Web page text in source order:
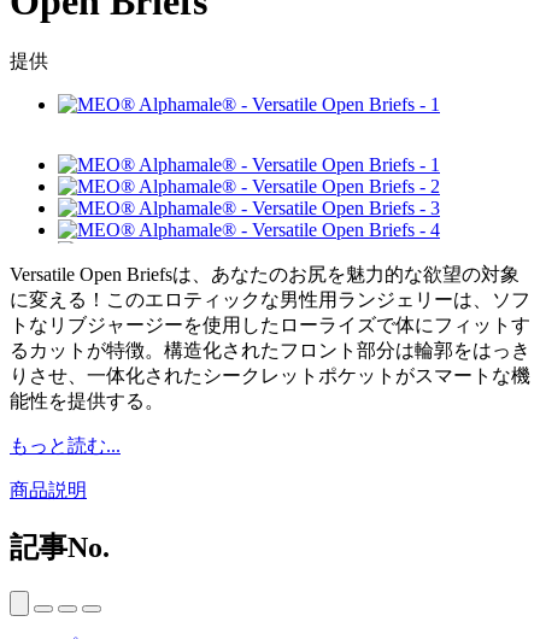
提供
Versatile Open Briefsは、あなたのお尻を魅力的な欲望の対象
に変える！このエロティックな男性用ランジェリーは、ソフ
トなリブジャージーを使用したローライズで体にフィットす
るカットが特徴。構造化されたフロント部分は輪郭をはっき
りさせ、一体化されたシークレットポケットがスマートな機
能性を提供する。
もっと読む...
商品説明
記事No.